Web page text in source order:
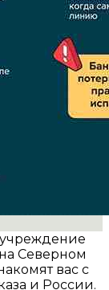
Северном
вас с
и России.